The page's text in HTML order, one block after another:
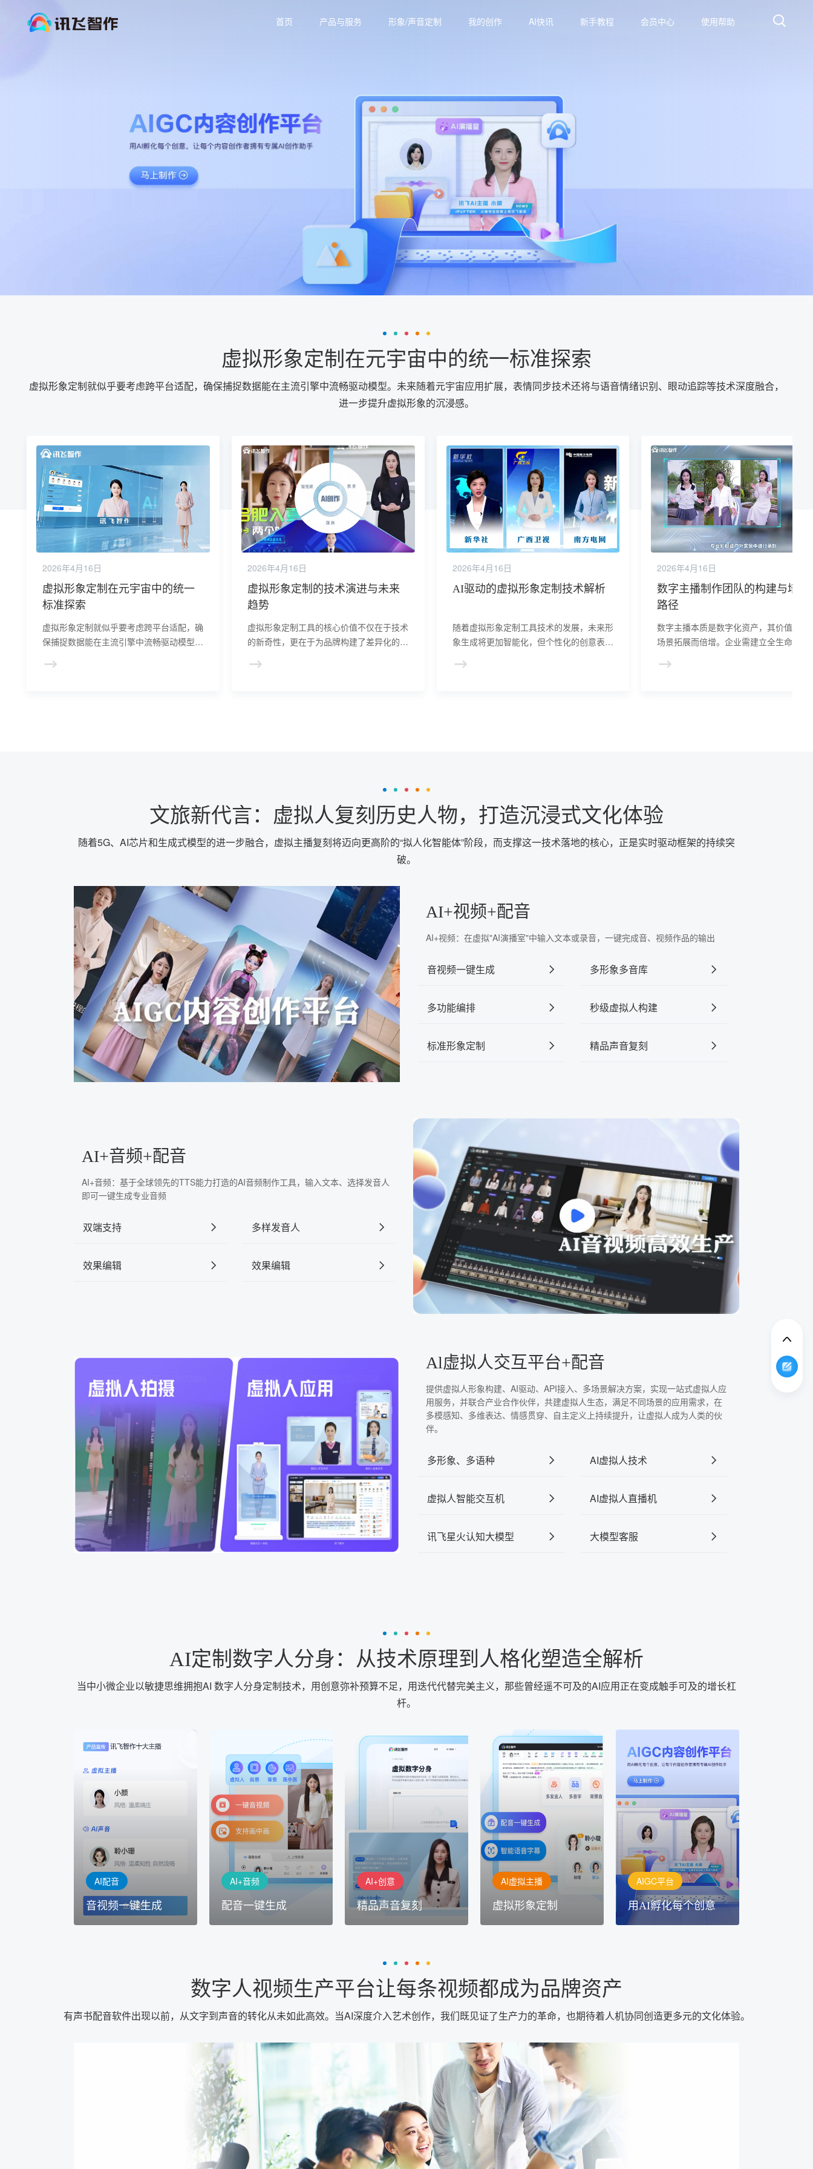
首页 产品与服务 形象/声音定制 我的创作 AI快讯 新手教程 会员中心 使用帮助
虚拟形象定制在元宇宙中的统一标准探索
虚拟形象定制就似乎要考虑跨平台适配，确保捕捉数据能在主流引擎中流畅驱动模型。未来随着元宇宙应用扩展，表情同步技术还将与语音情绪识别、眼动追踪等技术深度融合，
进一步提升虚拟形象的沉浸感。
2026年4月16日
虚拟形象定制在元宇宙中的统一
标准探索
虚拟形象定制就似乎要考虑跨平台适配，确
保捕捉数据能在主流引擎中流畅驱动模型。
将与语音情绪识别、眼动追踪等技术深度融
2026年4月16日
虚拟形象定制的技术演进与未来
趋势
虚拟形象定制工具的核心价值不仅在于技术
的新奇性，更在于为品牌构建了差异化的
的营销战场，属于那些能用虚拟形象定制技
2026年4月16日
AI驱动的虚拟形象定制技术解析
随着虚拟形象定制工具技术的发展，未来形
象生成将更加智能化，但个性化的创意表达
2026年4月16日
数字主播制作团队的构建与培养
路径
数字主播本质是数字化资产，其价值随应
场景拓展而倍增。企业需建立全生命周期
用数字主播制作软件降低生产成本，才能
文旅新代言：虚拟人复刻历史人物，打造沉浸式文化体验
随着5G、AI芯片和生成式模型的进一步融合，虚拟主播复刻将迈向更高阶的“拟人化智能体”阶段，而支撑这一技术落地的核心，正是实时驱动框架的持续突
破。
AI+视频+配音
AI+视频：在虚拟"AI演播室"中输入文本或录音，一键完成音、视频作品的输出
音视频一键生成 多形象多音库
多功能编排 秒级虚拟人构建
标准形象定制 精品声音复刻
AI+音频+配音
AI+音频：基于全球领先的TTS能力打造的AI音频制作工具，输入文本、选择发音人
即可一键生成专业音频
双端支持 多样发音人
效果编辑 效果编辑
Al虚拟人交互平台+配音
提供虚拟人形象构建、AI驱动、API接入、多场景解决方案，实现一站式虚拟人应
用服务，并联合产业合作伙伴，共建虚拟人生态，满足不同场景的应用需求，在
多模感知、多维表达、情感贯穿、自主定义上持续提升，让虚拟人成为人类的伙
伴。
多形象、多语种 AI虚拟人技术
虚拟人智能交互机 AI虚拟人直播机
讯飞星火认知大模型 大模型客服
AI定制数字人分身：从技术原理到人格化塑造全解析
当中小微企业以敏捷思维拥抱AI 数字人分身定制技术，用创意弥补预算不足，用迭代代替完美主义，那些曾经遥不可及的AI应用正在变成触手可及的增长杠
杆。
AI配音
音视频一键生成
音视频一键生成
AI+视频：在虚拟"AI演播
键完成音、视频作品的输出
AI+音频
配音一键生成
AI+音频
配音一键生成
AI+音频：基于全球领先的
TTS能力打造的AI音频制作
工具，输入文本、选择发音
人即可一键生成专业音频
AI+创意
精品声音复刻
AI+创意
精品声音复刻
AI+创意：AIGC 能力集中展
示窗口，体验 AIGC 给生活
AI虚拟主播
虚拟形象定制
虚拟形象定制
讯飞智作：让每一个内容创
作者高效生产灵活定制
AIGC平台
用AI孵化每个创意
AIGC平台
用AI孵化每个创意
讯飞AIGC平台：让每个创
作者都拥有自己的专注AI创
作助手
数字人视频生产平台让每条视频都成为品牌资产
有声书配音软件出现以前，从文字到声音的转化从未如此高效。当AI深度介入艺术创作，我们既见证了生产力的革命，也期待着人机协同创造更多元的文化体验。